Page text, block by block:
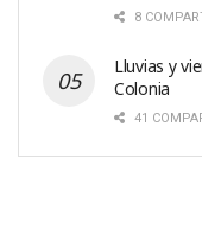
8
Lluvias y
Colonia
41